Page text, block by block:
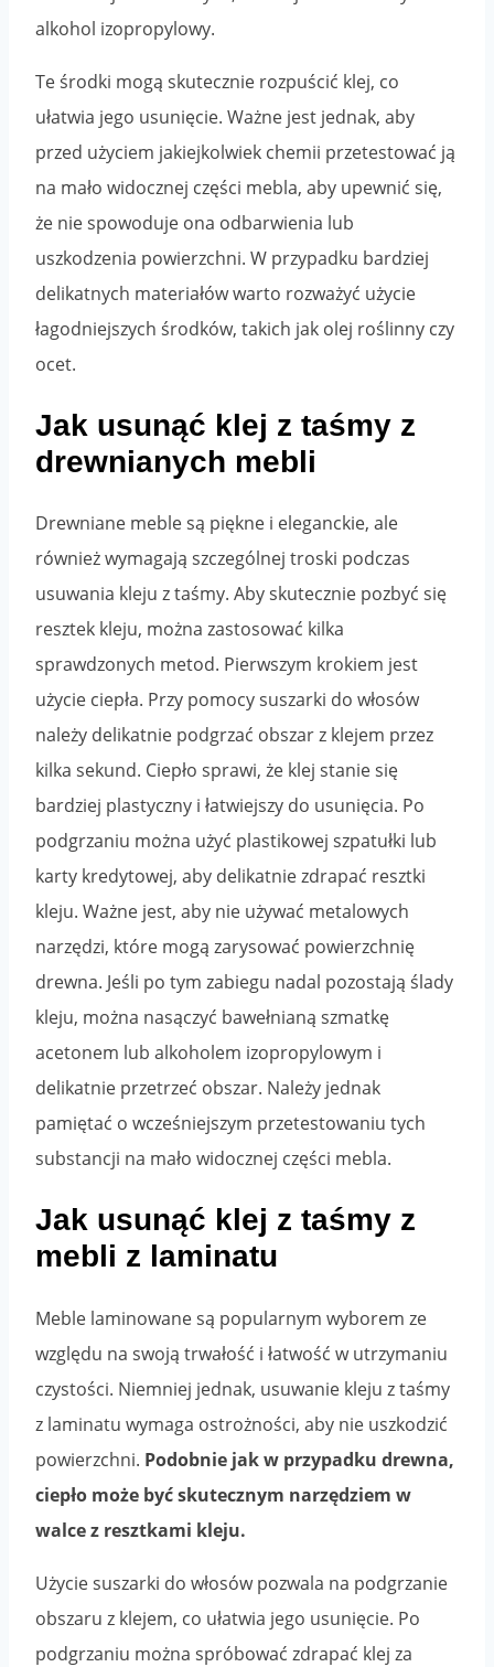
alkohol izopropylowy.
Te środki mogą skutecznie rozpuścić klej, co
ułatwia jego usunięcie. Ważne jest jednak, aby
przed użyciem jakiejkolwiek chemii przetestować ją
na mało widocznej części mebla, aby upewnić się,
że nie spowoduje ona odbarwienia lub
uszkodzenia powierzchni. W przypadku bardziej
delikatnych materiałów warto rozważyć użycie
łagodniejszych środków, takich jak olej roślinny czy
ocet.
Jak usunąć klej z taśmy z
drewnianych mebli
Drewniane meble są piękne i eleganckie, ale
również wymagają szczególnej troski podczas
usuwania kleju z taśmy. Aby skutecznie pozbyć się
resztek kleju, można zastosować kilka
sprawdzonych metod. Pierwszym krokiem jest
użycie ciepła. Przy pomocy suszarki do włosów
należy delikatnie podgrzać obszar z klejem przez
kilka sekund. Ciepło sprawi, że klej stanie się
bardziej plastyczny i łatwiejszy do usunięcia. Po
podgrzaniu można użyć plastikowej szpatułki lub
karty kredytowej, aby delikatnie zdrapać resztki
kleju. Ważne jest, aby nie używać metalowych
narzędzi, które mogą zarysować powierzchnię
drewna. Jeśli po tym zabiegu nadal pozostają ślady
kleju, można nasączyć bawełnianą szmatkę
acetonem lub alkoholem izopropylowym i
delikatnie przetrzeć obszar. Należy jednak
pamiętać o wcześniejszym przetestowaniu tych
substancji na mało widocznej części mebla.
Jak usunąć klej z taśmy z
mebli z laminatu
Meble laminowane są popularnym wyborem ze
względu na swoją trwałość i łatwość w utrzymaniu
czystości. Niemniej jednak, usuwanie kleju z taśmy
z laminatu wymaga ostrożności, aby nie uszkodzić
powierzchni. Podobnie jak w przypadku drewna,
ciepło może być skutecznym narzędziem w
walce z resztkami kleju.
Użycie suszarki do włosów pozwala na podgrzanie
obszaru z klejem, co ułatwia jego usunięcie. Po
podgrzaniu można spróbować zdrapać klej za